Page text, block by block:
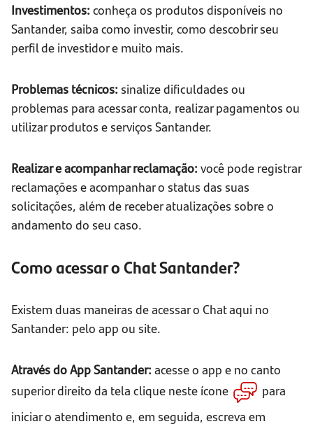
Investimentos: conheça os produtos disponíveis no
Santander, saiba como investir, como descobrir seu
perfil de investidor e muito mais.
Problemas técnicos: sinalize dificuldades ou
problemas para acessar conta, realizar pagamentos ou
utilizar produtos e serviços Santander.
Realizar e acompanhar reclamação: você pode registrar
reclamações e acompanhar o status das suas
solicitações, além de receber atualizações sobre o
andamento do seu caso.
Como acessar o Chat Santander?
Existem duas maneiras de acessar o Chat aqui no
Santander: pelo app ou site.
Através do App Santander: acesse o app e no canto
superior direito da tela clique neste ícone
para
iniciar o atendimento e, em seguida, escreva em